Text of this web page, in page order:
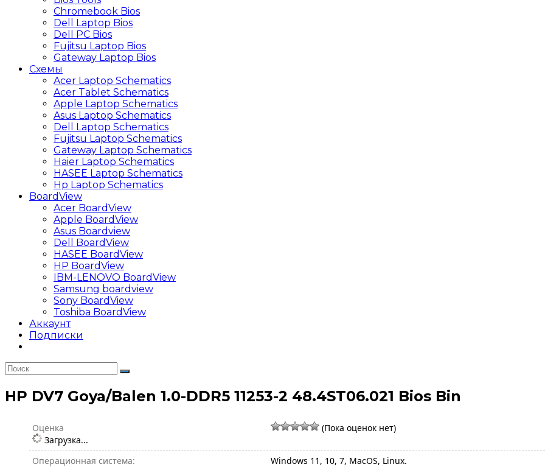
Chromebook Bios
Dell Laptop Bios
Dell PC Bios
Fujitsu Laptop Bios
Gateway Laptop Bios
Схемы
Acer Laptop Schematics
Acer Tablet Schematics
Apple Laptop Schematics
Asus Laptop Schematics
Dell Laptop Schematics
Fujitsu Laptop Schematics
Gateway Laptop Schematics
Haier Laptop Schematics
HASEE Laptop Schematics
Hp Laptop Schematics
BoardView
Acer BoardView
Apple BoardView
Asus Boardview
Dell BoardView
HASEE BoardView
HP BoardView
IBM-LENOVO BoardView
Samsung boardview
Sony BoardView
Toshiba BoardView
Аккаунт
Подписки
HP DV7 Goya/Balen 1.0-DDR5 11253-2 48.4ST06.021 Bios Bin
Оценка
(Пока оценок нет)
Загрузка...
Операционная система:
Windows 11, 10, 7, MacOS, Linux.